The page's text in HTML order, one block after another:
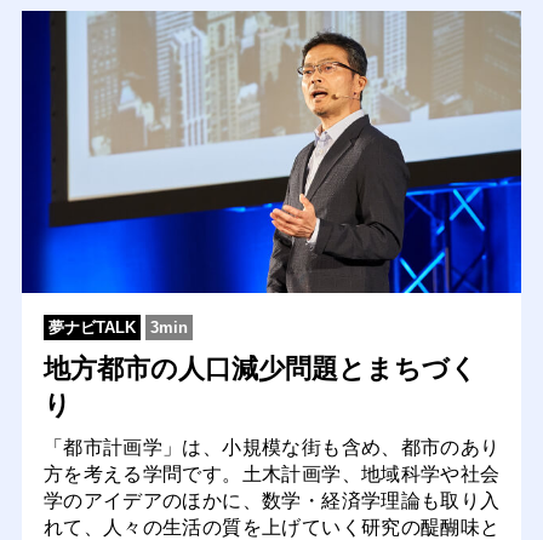
夢ナビTALK 3min
地方都市の人口減少問題とまちづく
り
「都市計画学」は、小規模な街も含め、都市のあり
方を考える学問です。土木計画学、地域科学や社会
学のアイデアのほかに、数学・経済学理論も取り入
れて、人々の生活の質を上げていく研究の醍醐味と